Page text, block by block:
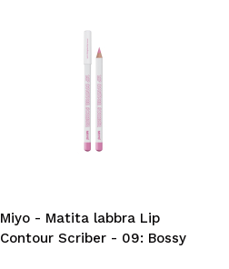
Miyo - Matita labbra Lip
Contour Scriber - 09: Bossy